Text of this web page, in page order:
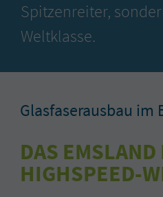
Spitzenreiter,
Weltklasse.
Glasfaserausbau im
DAS EMSLAND
HIGHSPEED-